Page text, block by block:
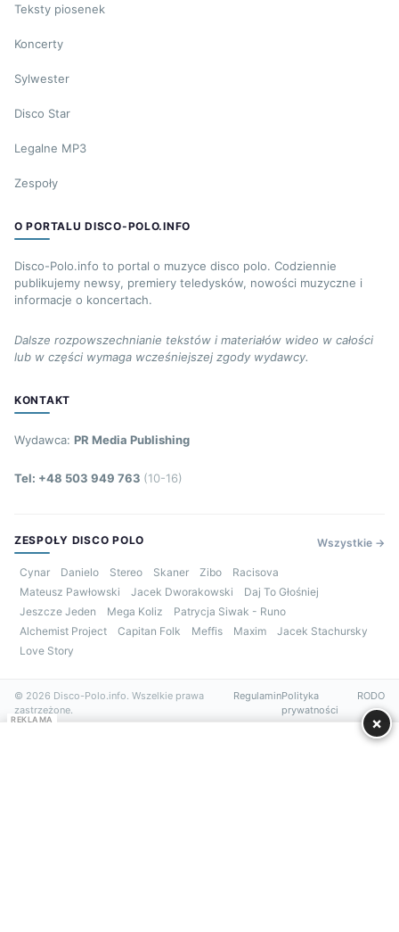
Teksty piosenek
Koncerty
Sylwester
Disco Star
Legalne MP3
Zespoły
O PORTALU DISCO-POLO.INFO
Disco-Polo.info to portal o muzyce disco polo. Codziennie
publikujemy newsy, premiery teledysków, nowości muzyczne i
informacje o koncertach.
Dalsze rozpowszechnianie tekstów i materiałów wideo w całości
lub w części wymaga wcześniejszej zgody wydawcy.
KONTAKT
Wydawca: PR Media Publishing
Tel: +48 503 949 763 (10-16)
ZESPOŁY DISCO POLO Wszystkie →
Cynar Danielo Stereo Skaner Zibo
Racisova
Mateusz Pawłowski
Jacek Dworakowski
Daj To Głośniej
Jeszcze Jeden
Mega Koliz
Patrycja Siwak - Runo
Alchemist Project
Capitan Folk Meffis Maxim
Jacek Stachursky
Love Story
© 2026 Disco-Polo.info. Wszelkie prawa
zastrzeżone.
RegulaminPolityka
prywatności
RODO
REKLAMA ×